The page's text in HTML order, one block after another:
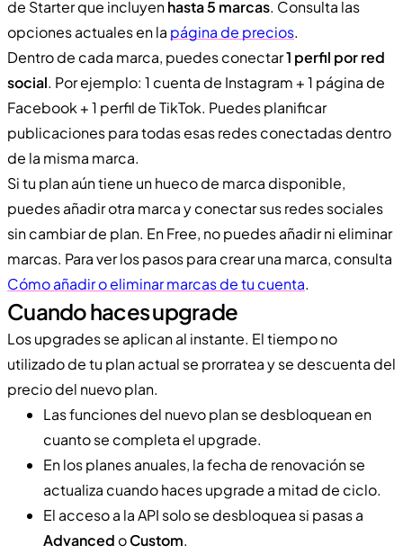
de Starter que incluyenhasta 5 marcas. Consulta las
opciones actuales en la página de precios.
Dentro de cada marca, puedes conectar1 perfil por red
social. Por ejemplo: 1 cuenta de Instagram + 1 página de
Facebook + 1 perfil de TikTok. Puedes planificar
publicaciones para todas esas redes conectadas dentro
de la misma marca.
Si tu plan aún tiene un hueco de marca disponible,
puedes añadir otra marca y conectar sus redes sociales
sin cambiar de plan. En Free, no puedes añadir ni eliminar
marcas. Para ver los pasos para crear una marca, consulta
Cómo añadir o eliminar marcas de tu cuenta.
Cuando haces upgrade
Los upgrades se aplican al instante. El tiempo no
utilizado de tu plan actual se prorratea y se descuenta del
precio del nuevo plan.
Las funciones del nuevo plan se desbloquean en
cuanto se completa el upgrade.
En los planes anuales, la fecha de renovación se
actualiza cuando haces upgrade a mitad de ciclo.
El acceso a la API solo se desbloquea si pasas a
Advanced oCustom.